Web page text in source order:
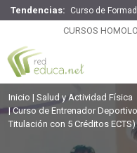
Tendencias: Curso de
CURSOS
Curso de Entrenador
325 H
Inicio
Salud y Actividad Física
Curso de Entrenador
Titulación con 5 Créditos ECTS)